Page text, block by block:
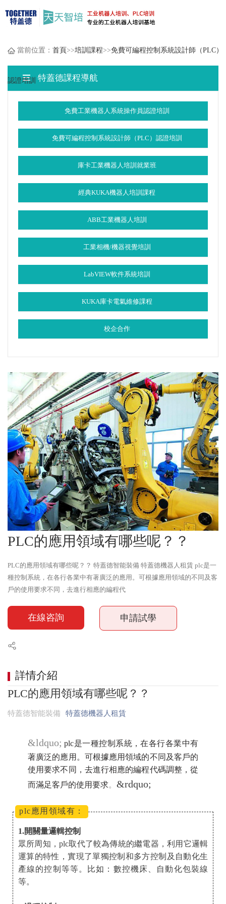
當前位置： 首頁>>培訓課程>>免費可編程控制系統設計師（PLC）
認證培訓 特蓋德課程導航
免費工業機器人系統操作員認證培訓
免費可編程控制系統設計師（PLC）認證培訓
庫卡工業機器人培訓就業班
經典KUKA機器人培訓課程
ABB工業機器人培訓
工業相機/機器視覺培訓
LabVIEW軟件系統培訓
KUKA庫卡電氣維修課程
校企合作
PLC的應用領域有哪些呢？？
PLC的應用領域有哪些呢？？ 特蓋德智能裝備 特蓋德機器人租賃 plc是一
種控制系統，在各行各業中有著廣泛的應用。可根據應用領域的不同及客
戶的使用要求不同，去進行相應的編程代
在線咨詢 申請試學
詳情介紹
PLC的應用領域有哪些呢？？
特蓋德智能裝備 特蓋德機器人租賃
&ldquo; plc是一種控制系統，在各行各業中有
著廣泛的應用。可根據應用領域的不同及客戶的
使用要求不同，去進行相應的編程代碼調整，從
而滿足客戶的使用要求。 &rdquo;
plc應用領域有：
1.開關量邏輯控制
眾所周知，plc取代了較為傳統的繼電器，利用它邏輯
運算的特性，實現了單獨控制和多方控制及自動化生
產線的控制等等。比如：數控機床、自動化包裝線
等。